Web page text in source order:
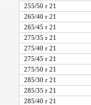
255/50 r 21
265/40 r 21
265/45 r 21
275/35 r 21
275/40 r 21
275/45 r 21
275/50 r 21
285/30 r 21
285/35 r 21
285/40 r 21